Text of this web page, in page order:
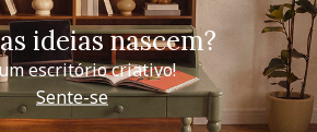
ideias nascem?
escritório criativo!
Sente-se